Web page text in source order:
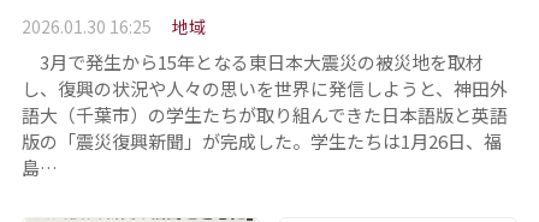
2026.01.30 16:25 地域
3月で発生から15年となる東日本大震災の被災地を取材
し、復興の状況や人々の思いを世界に発信しようと、神田外
語大（千葉市）の学生たちが取り組んできた日本語版と英語
版の「震災復興新聞」が完成した。学生たちは1月26日、福
島…